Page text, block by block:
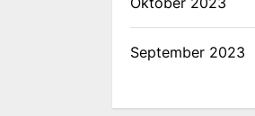
September 2023